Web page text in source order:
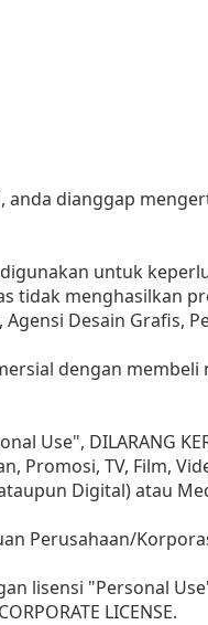
anda dianggap
untuk
tidak menghasilkan
Desain Grafis,
dengan membeli
Use", DILARANG
Promosi, TV, Film,
Digital) atau
Perusahaan/
lisensi "Personal
LICENSE.